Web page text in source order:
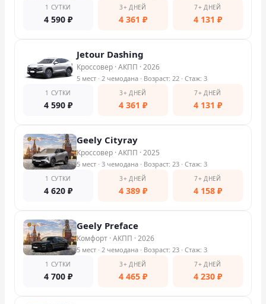
1 СУТКИ
4 590 ₽
3+ ДНЕЙ
4 361 ₽
7+ ДНЕЙ
4 131 ₽
Jetour Dashing
Кроссовер ·АКПП ·2026
5 мест · 2 чемодана · Возраст: 22 · Стаж: 3
1 СУТКИ
4 590 ₽
3+ ДНЕЙ
4 361 ₽
7+ ДНЕЙ
4 131 ₽
Geely Cityray
Кроссовер ·АКПП ·2025
5 мест · 3 чемодана · Возраст: 23 · Стаж: 3
1 СУТКИ
4 620 ₽
3+ ДНЕЙ
4 389 ₽
7+ ДНЕЙ
4 158 ₽
Geely Preface
Комфорт ·АКПП ·2026
5 мест · 2 чемодана · Возраст: 23 · Стаж: 3
1 СУТКИ
4 700 ₽
3+ ДНЕЙ
4 465 ₽
7+ ДНЕЙ
4 230 ₽